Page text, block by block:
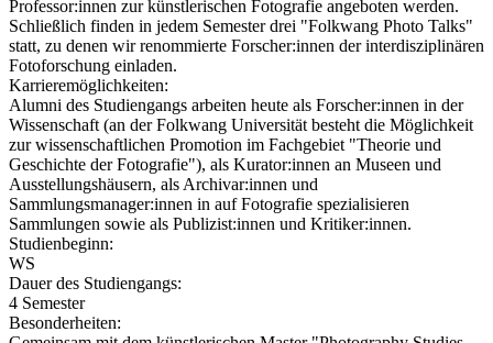
Professor:innen zur künstlerischen Fotografie angeboten werden.
Schließlich finden in jedem Semester drei "Folkwang Photo Talks"
statt, zu denen wir renommierte Forscher:innen der interdisziplinären
Fotoforschung einladen.
Karrieremöglichkeiten:
Alumni des Studiengangs arbeiten heute als Forscher:innen in der
Wissenschaft (an der Folkwang Universität besteht die Möglichkeit
zur wissenschaftlichen Promotion im Fachgebiet "Theorie und
Geschichte der Fotografie"), als Kurator:innen an Museen und
Ausstellungshäusern, als Archivar:innen und
Sammlungsmanager:innen in auf Fotografie spezialisieren
Sammlungen sowie als Publizist:innen und Kritiker:innen.
Studienbeginn:
WS
Dauer des Studiengangs:
4 Semester
Besonderheiten: